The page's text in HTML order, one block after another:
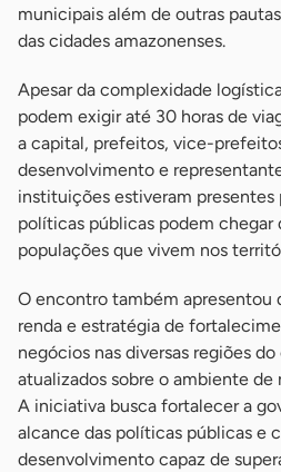
municipais além de outras
das cidades amazonenses.
Apesar da complexidade
podem exigir até 30 horas de
a capital, prefeitos, vice-
desenvolvimento e
instituições estiveram presentes
políticas públicas podem chegar
populações que vivem nos
O encontro também apresentou
renda e estratégia de
negócios nas diversas regiões
atualizados sobre o ambiente de
A iniciativa busca fortalecer a
alcance das políticas públicas e
desenvolvimento capaz de